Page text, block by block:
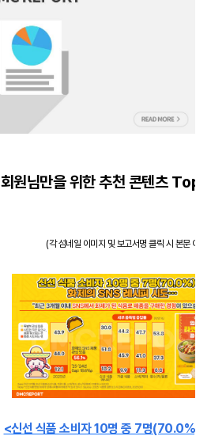
회원님만을 위한 추천 콘텐츠 Top
(각 섬네일 이미지 및 보고서명 클릭 시 본문 이동)
<신선 식품 소비자 10명 중 7명(70.0%)